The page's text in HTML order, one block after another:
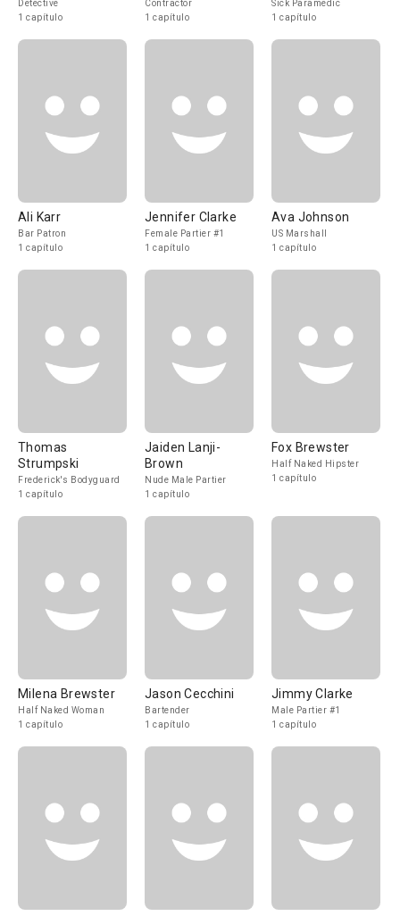
Detective
1 capítulo
Contractor
1 capítulo
Sick Paramedic
1 capítulo
Ali Karr
Bar Patron
1 capítulo
Jennifer Clarke
Female Partier #1
1 capítulo
Ava Johnson
US Marshall
1 capítulo
Thomas
Strumpski
Frederick's Bodyguard
1 capítulo
Jaiden Lanji-
Brown
Nude Male Partier
1 capítulo
Fox Brewster
Half Naked Hipster
1 capítulo
Milena Brewster
Half Naked Woman
1 capítulo
Jason Cecchini
Bartender
1 capítulo
Jimmy Clarke
Male Partier #1
1 capítulo